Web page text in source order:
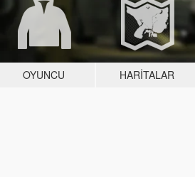
OYUNCU HARITALAR